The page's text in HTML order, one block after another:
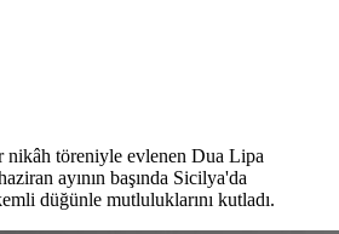
nikâh töreniyle evlenen Dua Lipa
ayının başında Sicilya'da
düğünle mutluluklarını kutladı.